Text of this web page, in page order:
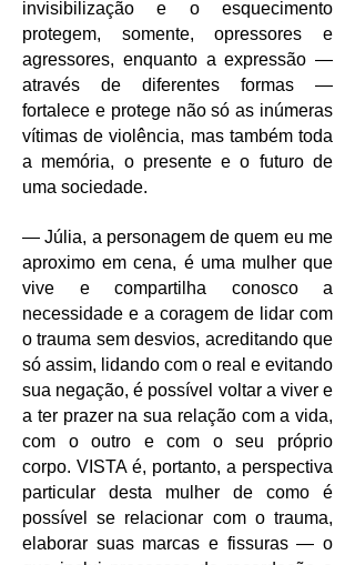
invisibilização e o esquecimento
protegem, somente, opressores e
agressores, enquanto a expressão —
através de diferentes formas —
fortalece e protege não só as inúmeras
vítimas de violência, mas também toda
a memória, o presente e o futuro de
uma sociedade.
— Júlia, a personagem de quem eu me
aproximo em cena, é uma mulher que
vive e compartilha conosco a
necessidade e a coragem de lidar com
o trauma sem desvios, acreditando que
só assim, lidando com o real e evitando
sua negação, é possível voltar a viver e
a ter prazer na sua relação com a vida,
com o outro e com o seu próprio
corpo. VISTA é, portanto, a perspectiva
particular desta mulher de como é
possível se relacionar com o trauma,
elaborar suas marcas e fissuras — o